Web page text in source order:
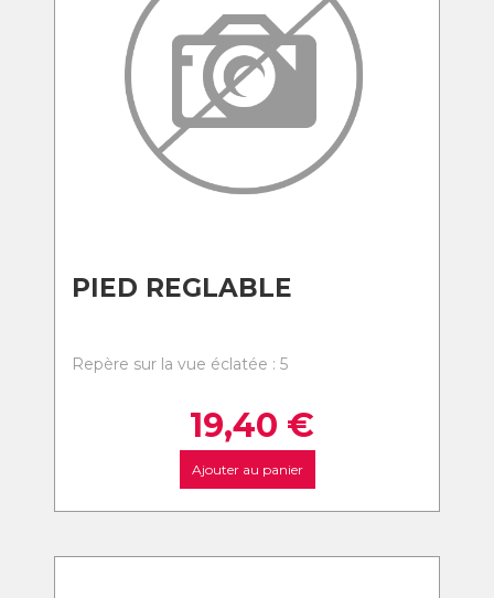
PIED REGLABLE
Repère sur la vue éclatée : 5
19,40 €
Ajouter au panier